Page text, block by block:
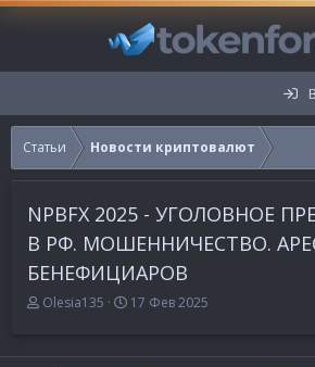
Статьи Новости криптовалют
NPBFX 2025 - УГОЛОВНОЕ
В РФ. МОШЕННИЧЕСТВО.
БЕНЕФИЦИАРОВ
А
Olesia135
Д
17 Фев 2025